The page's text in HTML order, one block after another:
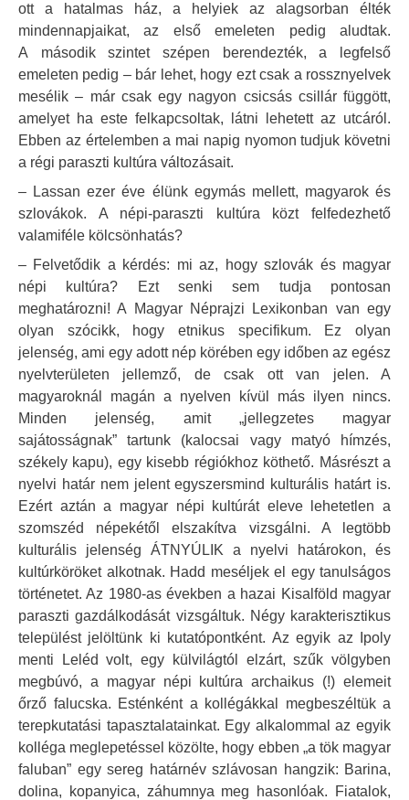
ott a hatalmas ház, a helyiek az alagsorban élték
mindennapjaikat, az első emeleten pedig aludtak.
A második szintet szépen berendezték, a legfelső
emeleten pedig – bár lehet, hogy ezt csak a rossznyelvek
mesélik – már csak egy nagyon csicsás csillár függött,
amelyet ha este felkapcsoltak, látni lehetett az utcáról.
Ebben az értelemben a mai napig nyomon tudjuk követni
a régi paraszti kultúra változásait.
– Lassan ezer éve élünk egymás mellett, magyarok és
szlovákok. A népi-paraszti kultúra közt felfedezhető
valamiféle kölcsönhatás?
– Felvetődik a kérdés: mi az, hogy szlovák és magyar
népi kultúra? Ezt senki sem tudja pontosan
meghatározni! A Magyar Néprajzi Lexikonban van egy
olyan szócikk, hogy etnikus specifikum. Ez olyan
jelenség, ami egy adott nép körében egy időben az egész
nyelvterületen jellemző, de csak ott van jelen. A
magyaroknál magán a nyelven kívül más ilyen nincs.
Minden jelenség, amit „jellegzetes magyar
sajátosságnak” tartunk (kalocsai vagy matyó hímzés,
székely kapu), egy kisebb régiókhoz köthető. Másrészt a
nyelvi határ nem jelent egyszersmind kulturális határt is.
Ezért aztán a magyar népi kultúrát eleve lehetetlen a
szomszéd népekétől elszakítva vizsgálni. A legtöbb
kulturális jelenség ÁTNYÚLIK a nyelvi határokon, és
kultúrköröket alkotnak. Hadd meséljek el egy tanulságos
történetet. Az 1980-as években a hazai Kisalföld magyar
paraszti gazdálkodását vizsgáltuk. Négy karakterisztikus
települést jelöltünk ki kutatópontként. Az egyik az Ipoly
menti Leléd volt, egy külvilágtól elzárt, szűk völgyben
megbúvó, a magyar népi kultúra archaikus (!) elemeit
őrző falucska. Esténként a kollégákkal megbeszéltük a
terepkutatási tapasztalatainkat. Egy alkalommal az egyik
kolléga meglepetéssel közölte, hogy ebben „a tök magyar
faluban” egy sereg határnév szlávosan hangzik: Barina,
dolina, kopanyica, záhumnya meg hasonlóak. Fiatalok,